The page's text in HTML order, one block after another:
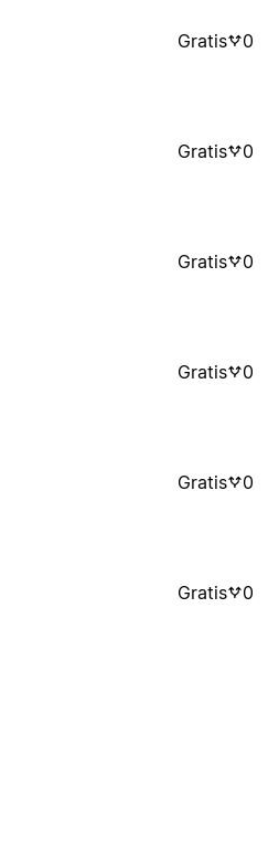
Gratis 0
Gratis 0
Gratis 0
Gratis 0
Gratis 0
Gratis 0